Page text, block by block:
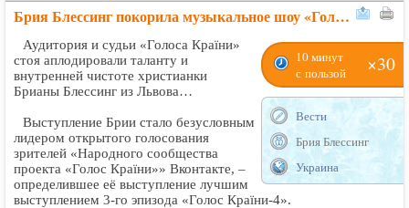
Брия Блессинг покорила музыкальное шоу «Голос» с первого раз
10 минут ×30
с пользой
Вести
Брия Блессинг
Украина
Аудитория и судьи «Голоса Країни»
стоя аплодировали таланту и
внутренней чистоте христианки
Брианы Блессинг из Львова…
Выступление Брии стало безусловным
лидером открытого голосования
зрителей «Народного сообщества
проекта «Голос Країни»» Вконтакте, –
определившее её выступление лучшим
выступлением 3-го эпизода «Голос Країни-4».